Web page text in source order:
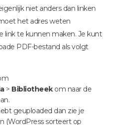
niet anders dan linken
het adres weten
link te kunnen maken. Je kunt
PDF-bestand als volgt
> Bibliotheekom naar de
geuploaded dan zie je
(WordPress sorteert op